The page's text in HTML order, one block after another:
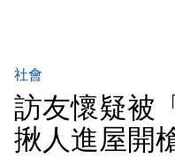
社會
訪友懷疑被
揪人進屋開